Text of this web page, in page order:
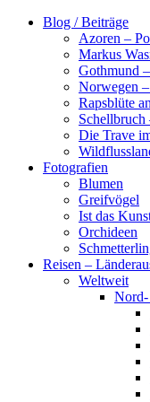
Zum
Blog / Beiträge
Azoren –
Markus
Gothmund
Norwegen
Rapsblüte
Die Trave
Fotografien
Blumen
Greifvögel
Ist das
Orchideen
Reisen –
Weltweit
Nord-